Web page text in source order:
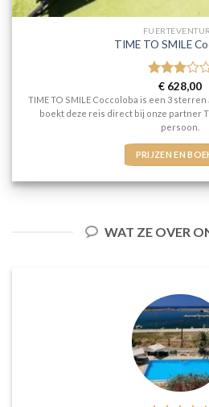
TIME TO SMILE
Gewaardeerd
3uit 5
€ 628,00
TIME TO SMILE Coccoloba is een 3
boekt deze reis direct bij onze partner
persoon.
PRIJZEN EN
WAT ZE OVER